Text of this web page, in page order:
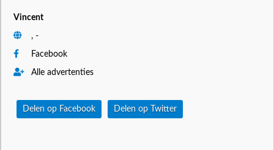
Vincent
, -
Facebook
Alle advertenties
Delen op Facebook Delen op Twitter